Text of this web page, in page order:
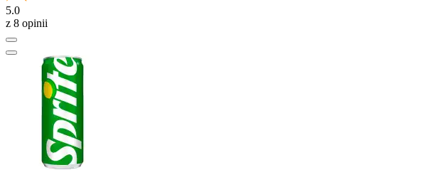
5.0
z 8 opinii